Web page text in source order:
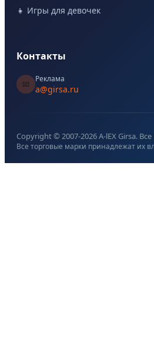
👧 Игры для девочек
Контакты
📧
Реклама
a@girsa.ru
Copyright © 2007-2026A-lEX Girsa.
Все торговые марки принадлежат их